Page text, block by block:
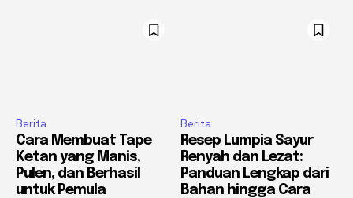
Berita
Cara Membuat Tape
Ketan yang Manis,
Pulen, dan Berhasil
untuk Pemula
Berita
Resep Lumpia Sayur
Renyah dan Lezat:
Panduan Lengkap dari
Bahan hingga Cara